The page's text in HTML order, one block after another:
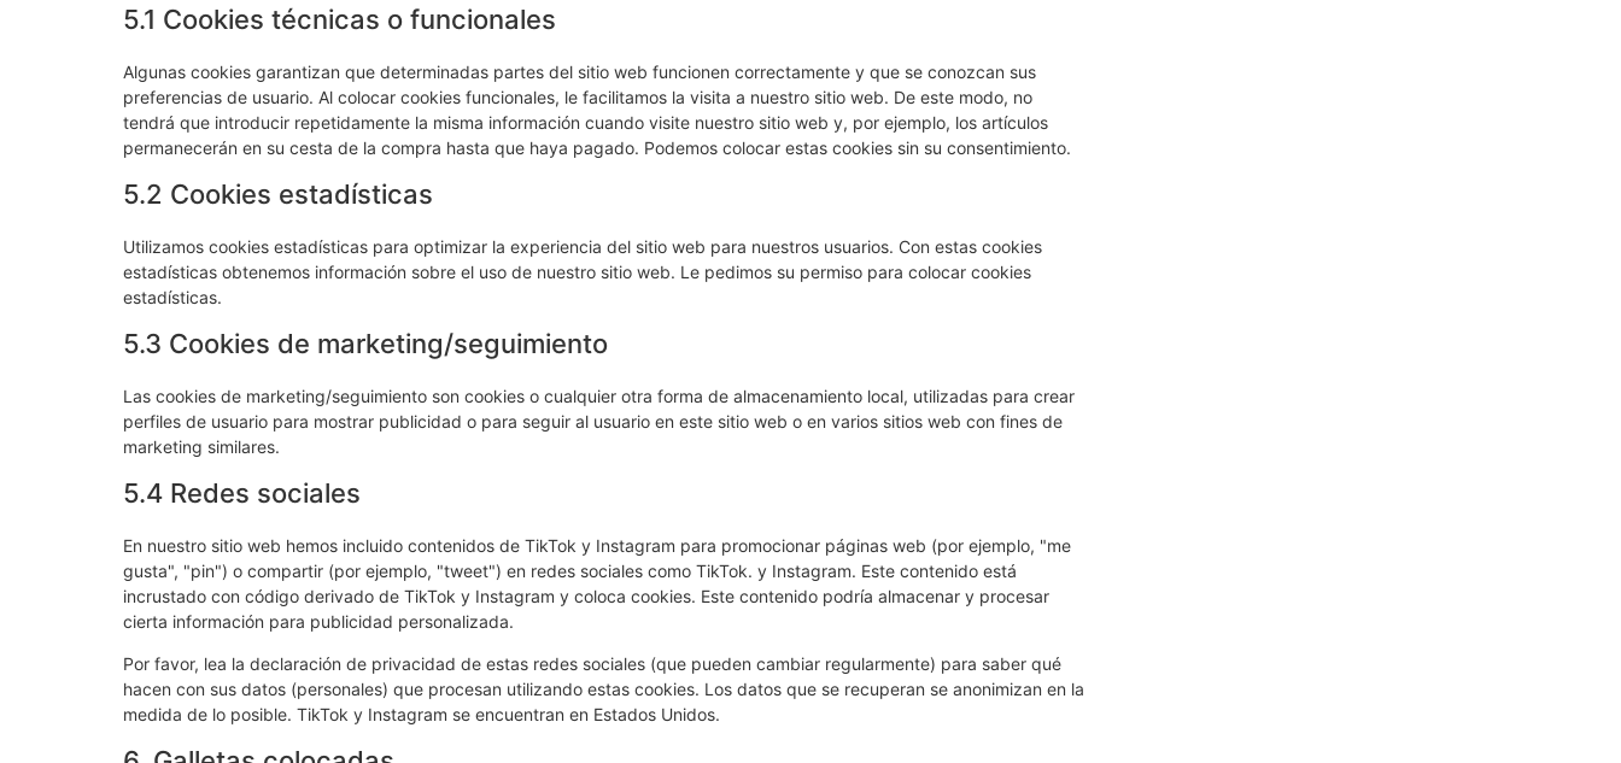
5.1 Cookies técnicas o funcionales
Algunas cookies garantizan que determinadas partes del sitio web funcionen correctamente y que se conozcan sus
preferencias de usuario. Al colocar cookies funcionales, le facilitamos la visita a nuestro sitio web. De este modo, no
tendrá que introducir repetidamente la misma información cuando visite nuestro sitio web y, por ejemplo, los artículos
permanecerán en su cesta de la compra hasta que haya pagado. Podemos colocar estas cookies sin su consentimiento.
5.2 Cookies estadísticas
Utilizamos cookies estadísticas para optimizar la experiencia del sitio web para nuestros usuarios. Con estas cookies
estadísticas obtenemos información sobre el uso de nuestro sitio web. Le pedimos su permiso para colocar cookies
estadísticas.
5.3 Cookies de marketing/seguimiento
Las cookies de marketing/seguimiento son cookies o cualquier otra forma de almacenamiento local, utilizadas para crear
perfiles de usuario para mostrar publicidad o para seguir al usuario en este sitio web o en varios sitios web con fines de
marketing similares.
5.4 Redes sociales
En nuestro sitio web hemos incluido contenidos de TikTok y Instagram para promocionar páginas web (por ejemplo, "me
gusta", "pin") o compartir (por ejemplo, "tweet") en redes sociales como TikTok. y Instagram. Este contenido está
incrustado con código derivado de TikTok y Instagram y coloca cookies. Este contenido podría almacenar y procesar
cierta información para publicidad personalizada.
Por favor, lea la declaración de privacidad de estas redes sociales (que pueden cambiar regularmente) para saber qué
hacen con sus datos (personales) que procesan utilizando estas cookies. Los datos que se recuperan se anonimizan en la
medida de lo posible. TikTok y Instagram se encuentran en Estados Unidos.